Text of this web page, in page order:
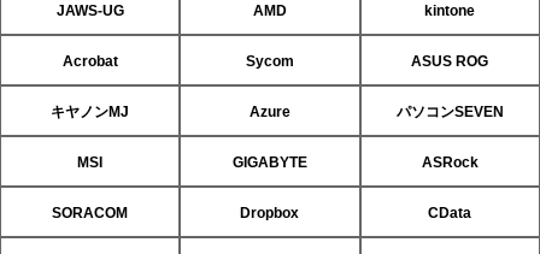
JAWS-UG AMD kintone
Acrobat Sycom ASUS ROG
キヤノンMJ Azure パソコンSEVEN
MSI GIGABYTE ASRock
SORACOM Dropbox CData